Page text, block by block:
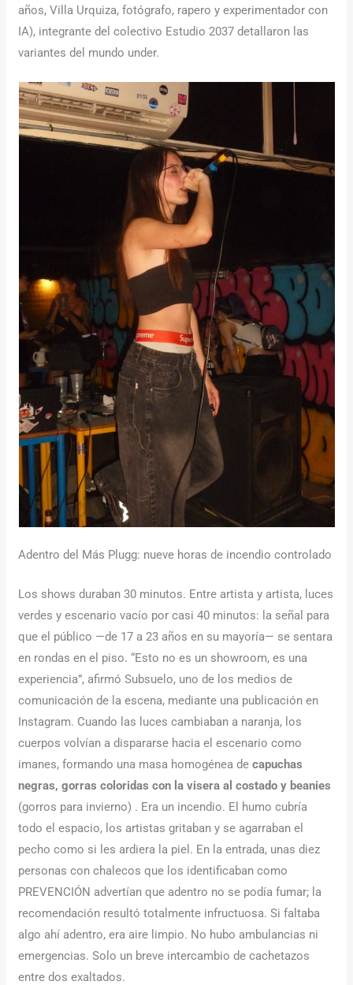
años, Villa Urquiza, fotógrafo, rapero y experimentador con
IA), integrante del colectivo Estudio 2037 detallaron las
variantes del mundo under.
Adentro del Más Plugg: nueve horas de incendio controlado
Los shows duraban 30 minutos. Entre artista y artista, luces
verdes y escenario vacío por casi 40 minutos: la señal para
que el público —de 17 a 23 años en su mayoría— se sentara
en rondas en el piso. “Esto no es un showroom, es una
experiencia”, afirmó Subsuelo, uno de los medios de
comunicación de la escena, mediante una publicación en
Instagram. Cuando las luces cambiaban a naranja, los
cuerpos volvían a dispararse hacia el escenario como
imanes, formando una masa homogénea decapuchas
negras, gorras coloridas con la visera al costado y beanies
(gorros para invierno) . Era un incendio. El humo cubría
todo el espacio, los artistas gritaban y se agarraban el
pecho como si les ardiera la piel. En la entrada, unas diez
personas con chalecos que los identificaban como
PREVENCIÓN advertían que adentro no se podía fumar; la
recomendación resultó totalmente infructuosa. Si faltaba
algo ahí adentro, era aire limpio. No hubo ambulancias ni
emergencias. Solo un breve intercambio de cachetazos
entre dos exaltados.